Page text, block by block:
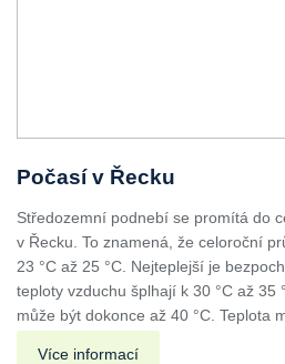
Počasí v Řecku
Středozemní podnebí se promítá do
v Řecku. To znamená, že celoroční
23 °C až 25 °C. Nejteplejší je
teploty vzduchu šplhají k 30 °C až 35
může být dokonce až 40 °C. Teplota
Více informací